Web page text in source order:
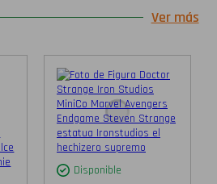
Ver más
Disponible